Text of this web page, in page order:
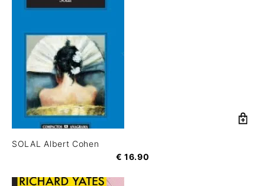
SOLAL Albert Cohen
€ 16.90